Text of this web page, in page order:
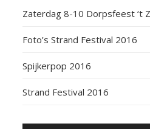
Zaterdag 8-10 Dorpsfeest ‘t
Foto’s Strand Festival 2016
Spijkerpop 2016
Strand Festival 2016